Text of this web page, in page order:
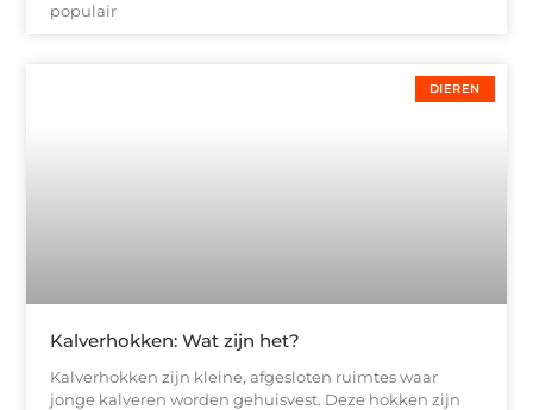
populair
DIEREN
Kalverhokken: Wat zijn het?
Kalverhokken zijn kleine, afgesloten ruimtes waar
jonge kalveren worden gehuisvest. Deze hokken zijn